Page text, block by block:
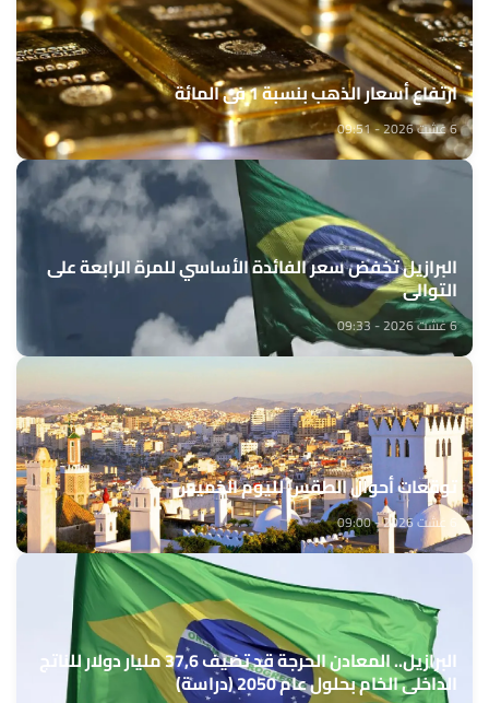
ارتفاع أسعار الذهب بنسبة 1 في المائة
6 غشت 2026 - 09:51
البرازيل تخفض سعر الفائدة الأساسي للمرة الرابعة على
التوالي
6 غشت 2026 - 09:33
توقعات أحوال الطقس لليوم الخميس
6 غشت 2026 - 09:00
البرازيل.. المعادن الحرجة قد تضيف 37,6 مليار دولار للناتج
الداخلي الخام بحلول عام 2050 (دراسة)